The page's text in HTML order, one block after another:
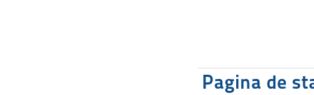
Pagina de